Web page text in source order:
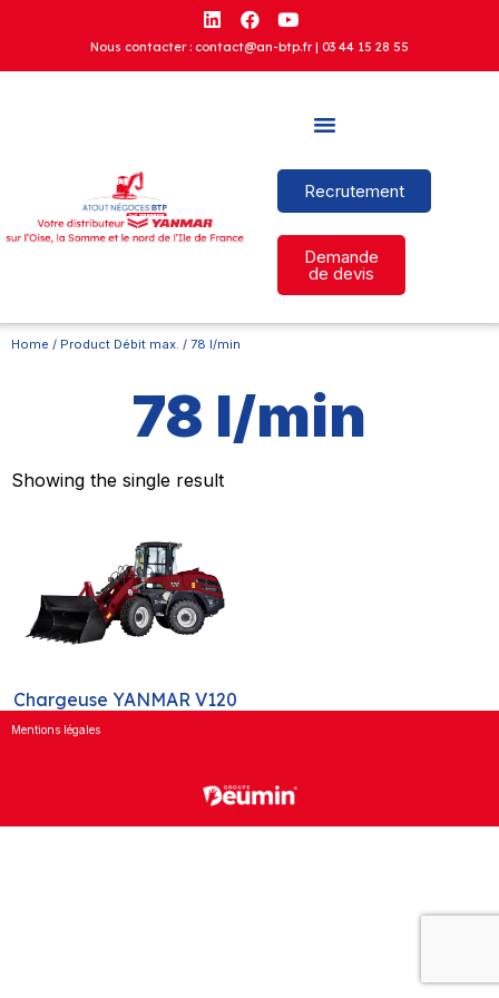
Nous contacter : contact@an-btp.fr | 03 44 15 28 55
Recrutement
Demande
de devis
Home / Product Débit max. / 78 l/min
78 l/min
Showing the single result
Chargeuse YANMAR V120
Mentions légales